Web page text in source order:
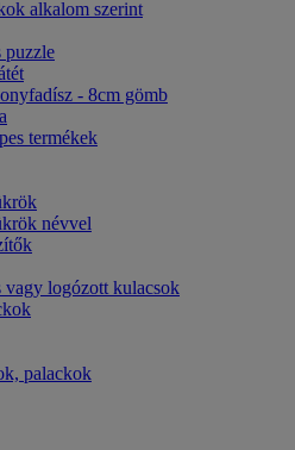
alkalom szerint
puzzle
- 8cm gömb
termékek
névvel
vagy logózott kulacsok
palackok